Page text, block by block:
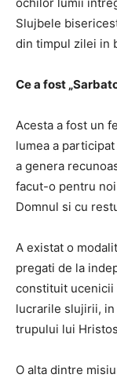
Slujbele
din timpul zilei in
Ce a fost
Acesta a fost un
lumea a
a genera
facut-o pentru
Domnul si cu
A existat o
pregati de la
constituit ucenicii
lucrarile slujirii,
trupului lui
O alta dintre